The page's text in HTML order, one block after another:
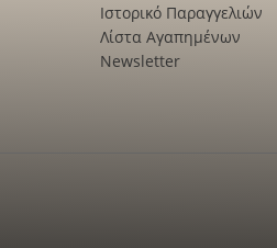
Ιστορικό Παραγγελιών
Λίστα Αγαπημένων
Newsletter